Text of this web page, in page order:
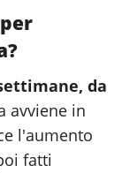
da
avviene in
l'aumento
fatti